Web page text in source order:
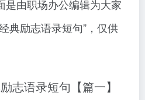
是由职场办公编辑为大家
典励志语录短句”，仅供
志语录短句【篇一】